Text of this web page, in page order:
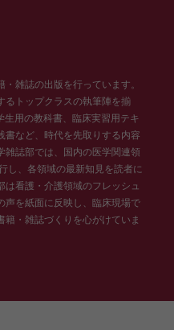
雑誌の出版を行っています。
るトップクラスの執筆陣を揃
用の教科書、臨床実習用テキ
書など、時代を先取りする内容
雑誌部では、国内の医学関連領
し、各領域の最新知見を読者に
看護・介護領域のフレッシュ
声を紙面に反映し、臨床現場で
・雑誌づくりを心がけていま